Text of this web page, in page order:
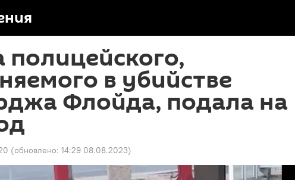
в убийстве
Флойда, подала на
(обновлено: 14:29 08.08.2023)